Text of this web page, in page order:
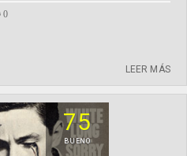
0
LEER MÁS
75
BUENO